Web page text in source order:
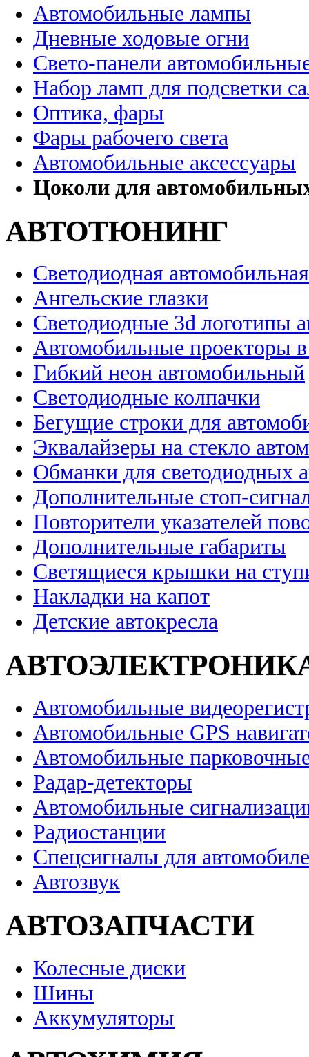
Автомобильные лампы
Дневные ходовые огни
Свето-панели
Набор ламп для подсветки
Оптика, фары
Фары рабочего света
Автомобильные аксессуары
Цоколи для
АВТОТЮНИНГ
Светодиодная
Ангельские глазки
Светодиодные 3d логотипы
Автомобильные проекторы
Гибкий неон автомобильный
Светодиодные колпачки
Бегущие строки для
Эквалайзеры на стекло
Обманки для светодиодных
Дополнительные стоп-
Повторители указателей
Дополнительные габариты
Светящиеся крышки на
Накладки на капот
Детские автокресла
Автомобильные
Автомобильные GPS
Автомобильные
Радар-детекторы
Автомобильные
Радиостанции
Спецсигналы для
Автозвук
АВТОЗАПЧАСТИ
Колесные диски
Шины
Аккумуляторы